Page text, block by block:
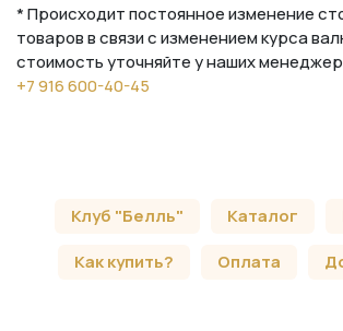
* Происходит постоянное изменение
товаров в связи с изменением курса
стоимость уточняйте у наших
+7 916 600-40-45
Клуб "Белль" Каталог
Как купить?
Оплата